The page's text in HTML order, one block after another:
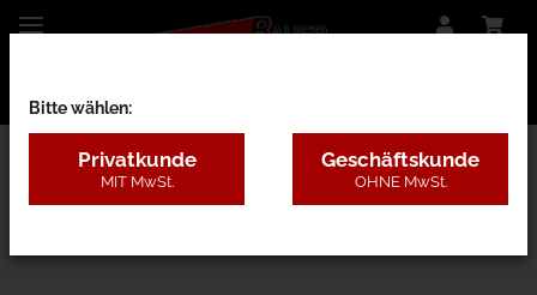
12 - Rammschutz
Bitte wählen:
Privatkunde
MIT MwSt.
Geschäftskunde
OHNE MwSt.